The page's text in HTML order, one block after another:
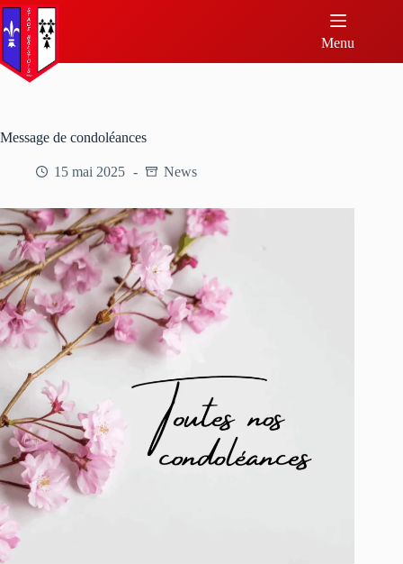
Menu
Message de condoléances
15 mai 2025 News